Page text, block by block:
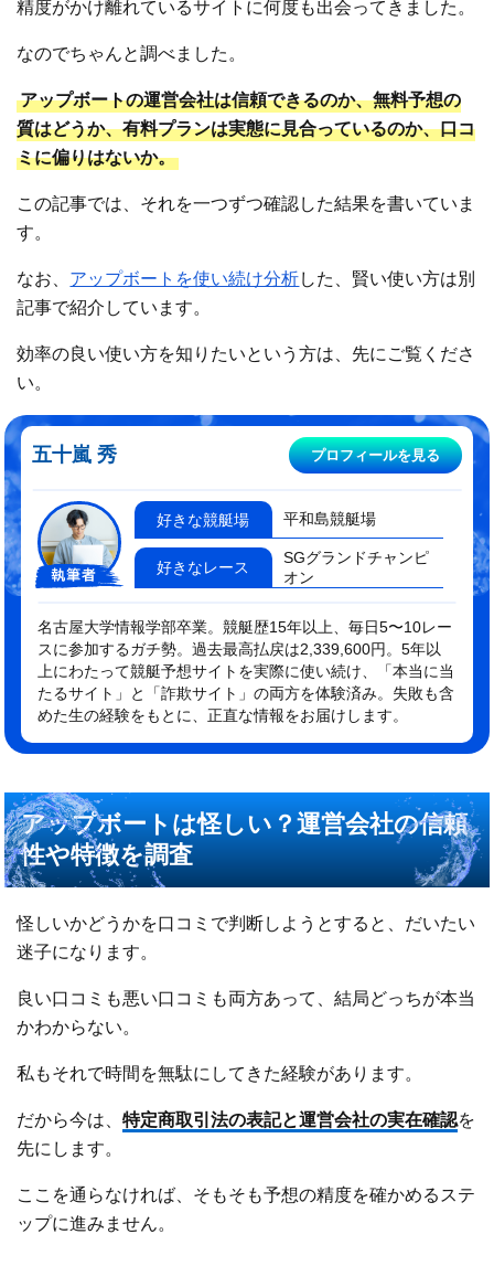
精度がかけ離れているサイトに何度も出会ってきました。
なのでちゃんと調べました。
アップボートの運営会社は信頼できるのか、無料予想の
質はどうか、有料プランは実態に見合っているのか、口コ
ミに偏りはないか。
この記事では、それを一つずつ確認した結果を書いていま
す。
なお、 アップボートを使い続け分析した、賢い使い方は別
記事で紹介しています。
効率の良い使い方を知りたいという方は、先にご覧くださ
い。
五十嵐 秀 プロフィールを見る
好きな競艇場 平和島競艇場
好きなレース
SGグランドチャンピ
オン
名古屋大学情報学部卒業。競艇歴15年以上、毎日5〜10レー
スに参加するガチ勢。過去最高払戻は2,339,600円。5年以
上にわたって競艇予想サイトを実際に使い続け、「本当に当
たるサイト」と「詐欺サイト」の両方を体験済み。失敗も含
めた生の経験をもとに、正直な情報をお届けします。
アップボートは怪しい？運営会社の信頼
性や特徴を調査
怪しいかどうかを口コミで判断しようとすると、だいたい
迷子になります。
良い口コミも悪い口コミも両方あって、結局どっちが本当
かわからない。
私もそれで時間を無駄にしてきた経験があります。
だから今は、特定商取引法の表記と運営会社の実在確認を
先にします。
ここを通らなければ、そもそも予想の精度を確かめるステ
ップに進みません。